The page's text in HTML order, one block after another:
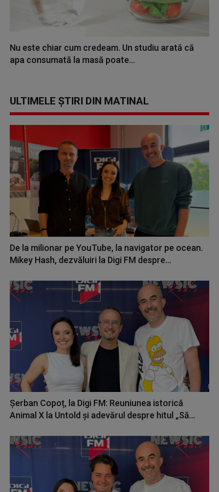
Nu este chiar cum credeam. Un studiu arată că
apa consumată la masă poate...
ULTIMELE ȘTIRI DIN MATINAL
De la milionar pe YouTube, la navigator pe ocean.
Mikey Hash, dezvăluiri la Digi FM despre...
Șerban Copoț, la Digi FM: Reuniunea istorică
Animal X la Untold și adevărul despre hitul „Să...